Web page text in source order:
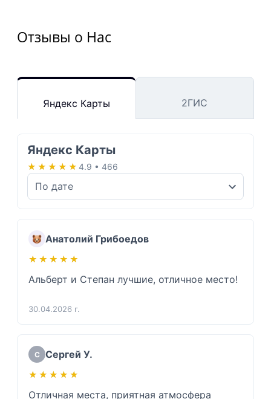
Отзывы о Нас
Яндекс Карты 2ГИС
Яндекс Карты
★★★★★
★★★★★ 4.9 • 466
Анатолий Грибоедов
★★★★★
★★★★★
Альберт и Степан лучшие, отличное место!
30.04.2026 г.
С Сергей У.
★★★★★
★★★★★
Отличная места, приятная атмосфера